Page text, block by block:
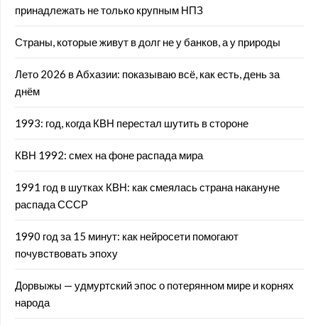
принадлежать не только крупным НПЗ
Страны, которые живут в долг не у банков, а у природы
Лето 2026 в Абхазии: показываю всё, как есть, день за
днём
1993: год, когда КВН перестал шутить в стороне
КВН 1992: смех на фоне распада мира
1991 год в шутках КВН: как смеялась страна накануне
распада СССР
1990 год за 15 минут: как нейросети помогают
почувствовать эпоху
Дорвыжы — удмуртский эпос о потерянном мире и корнях
народа